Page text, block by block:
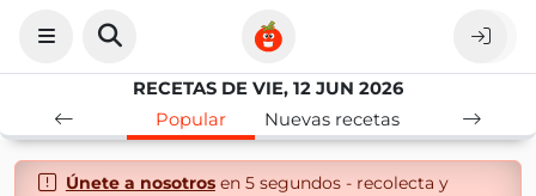
RECETAS DE VIE, 12 JUN 2026
Popular
Nuevas recetas
Únete a nosotrosen 5 segundos - recolecta y